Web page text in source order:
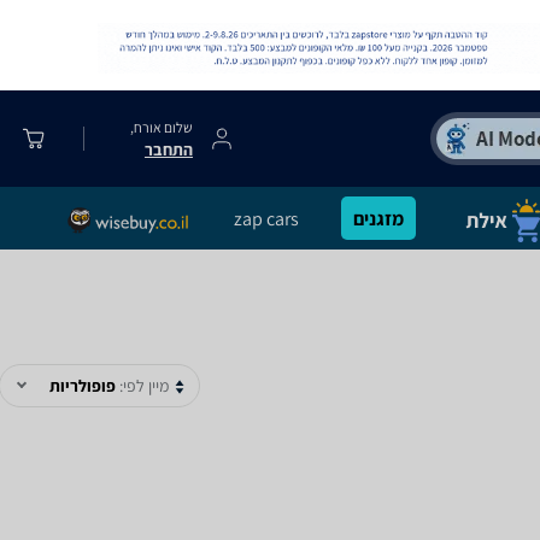
שלום אורח,
התחבר
מזגנים zap cars
מיין לפי: פופולריות